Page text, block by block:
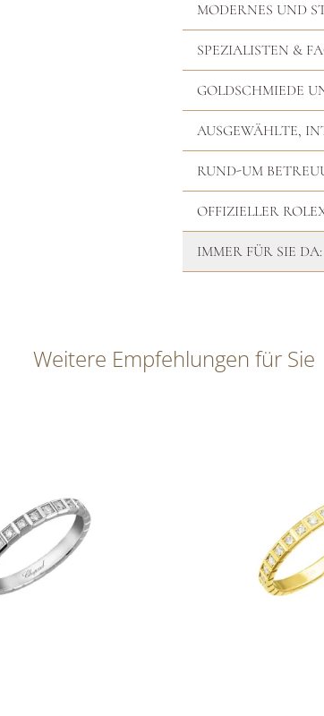
MODERNES UND
SPEZIALISTEN &
GOLDSCHMIEDE
AUSGEWÄHLTE,
RUND-UM
OFFIZIELLER
IMMER FÜR SIE
Weitere Empfehlungen für Sie